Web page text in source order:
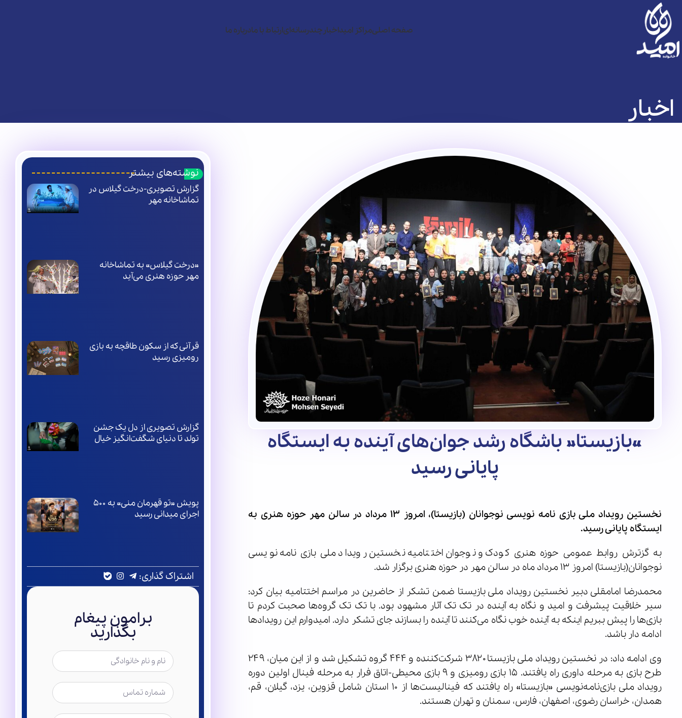
صفحه اصلیمراکز امیداخبار چندرسانه‌ایارتباط با مادرباره ما
اخبار
«بازیستا» باشگاه رشد جوان‌های آینده به ایستگاه
پایانی رسید
نخستین رویداد ملی بازی نامه نویسی نوجوانان (بازیستا)، امروز ۱۳ مرداد در سالن مهر حوزه هنری به
ایستگاه پایانی رسید.
به گزترش روابط عمومی حوزه هنری کودک و نوجوان اختتامیه نخستین رویداد ملی بازی نامه نویسی
نوجوانان(بازیستا) امروز ۱۳ مرداد ماه در سالن مهر در حوزه هنری برگزار شد.
محمدرضا امامقلی دبیر نخستین رویداد ملی بازیستا ضمن تشکر از حاضرین در مراسم اختتامیه بیان کرد:
سیر خلاقیت پیشرفت و امید و نگاه به آینده در تک تک آثار مشهود بود. با تک تک گروه‌ها صحبت کردم تا
بازی‌ها را پیش ببریم‌ اینکه به آینده خوب نگاه می‌کنند تا آینده را بسازند جای تشکر دارد. امیدوارم این رویدادها
ادامه دار باشد.
وی ادامه‌ داد: در نخستین رویداد ملی بازیستا ۳۸۲۰ شرکت‌کننده و ۴۴۴ گروه تشکیل شد و از این میان، ۲۴۹
طرح بازی به مرحله داوری راه یافتند. ۱۵ بازی رومیزی و ۹ بازی محیطی-اتاق فرار به مرحله فینال اولین دوره
رویداد ملی بازی‌نامه‌نویسی «بازیستا» راه یافتند که فینالیست‌ها از ۱۰ استان شامل قزوین، یزد، گیلان، قم،
همدان، خراسان رضوی، اصفهان، فارس، سمنان و تهران هستند.
نوشته‌های بیشتر
گزارش تصویری-درخت گیلاس در
تماشاخانه مهر
«درخت گیلاس» به تماشاخانه
مهر حوزه هنری می‌آید
قرآنی که از سکون طاقچه به بازی
رومیزی رسید
گزارش تصویری از دل یک جشن
تولد تا دنیای شگفت‌انگیز خیال
پویش «تو قهرمان منی» به ۵۰۰
اجرای میدانی رسید
اشتراک گذاری:
برامون پیغام
بگذارید